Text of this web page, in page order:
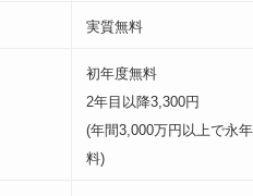
実質無料
初年度無料
2年目以降3,300円
(年間3,000万円以上で永
料)